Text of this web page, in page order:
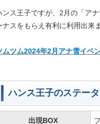
ンス王子ですが、2月の「ア
ナスをもらえ有利に利用出来ま
ムツム2024年2月アナ雪イベ
ハンス王子のステー
出現BOX